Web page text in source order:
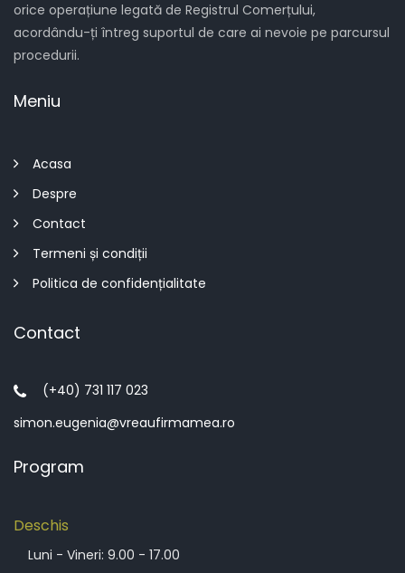
orice operațiune legată de Registrul Comerțului,
acordându-ți întreg suportul de care ai nevoie pe parcursul
procedurii.
Meniu
Acasa
Despre
Contact
Termeni și condiții
Politica de confidențialitate
Contact
(+40) 731 117 023
simon.eugenia@vreaufirmamea.ro
Program
Deschis
Luni - Vineri: 9.00 - 17.00